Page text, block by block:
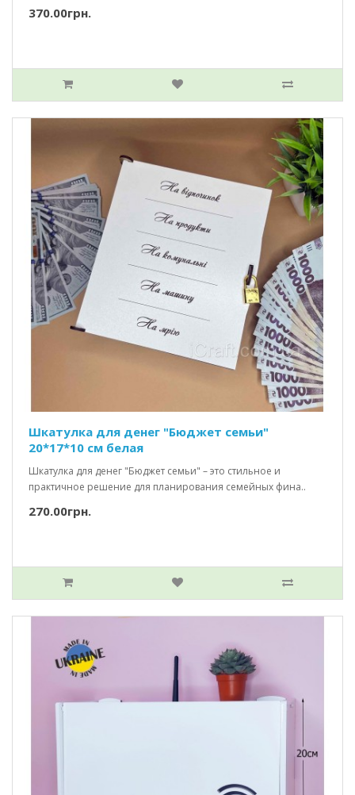
370.00грн.
Шкатулка для денег "Бюджет семьи"
20*17*10 см белая
Шкатулка для денег "Бюджет семьи" – это стильное и
практичное решение для планирования семейных фина..
270.00грн.